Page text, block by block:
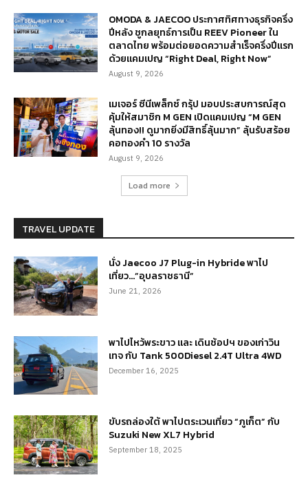
OMODA & JAECOO ประกาศทิศทางธุรกิจครึ่ง
ปีหลัง ชูกลยุทธ์การเป็น REEV Pioneer ใน
ตลาดไทย พร้อมต่อยอดความสำเร็จครึ่งปีแรก
ด้วยแคมเปญ “Right Deal, Right Now”
August 9, 2026
เมเจอร์ ซีนีเพล็กซ์ กรุ้ป มอบประสบการณ์สุด
คุ้มให้สมาชิก M GEN เปิดแคมเปญ “M GEN
ลุ้นทอง!! ดูมากยิ่งมีสิทธิ์ลุ้นมาก” ลุ้นรับสร้อย
คอทองคำ 10 รางวัล
August 9, 2026
Load more
TRAVEL UPDATE
นั่ง Jaecoo J7 Plug-in Hybride พาไป
เที่ยว…”อุบลราชธานี”
June 21, 2026
พาไปไหว้พระขาว และ เดินช้อปฯ ของเก่าวิน
เทจ กับ Tank 500Diesel 2.4T Ultra 4WD
December 16, 2025
ขับรถล่องใต้ พาไปตระเวนเที่ยว “ภูเก็ต” กับ
Suzuki New XL7 Hybrid
September 18, 2025